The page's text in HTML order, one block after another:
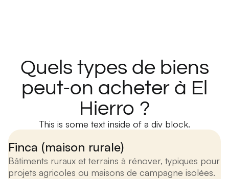
Quels types de biens
peut-on acheter à El
Hierro ?
This is some text inside of a div block.
Finca (maison rurale)
Bâtiments ruraux et terrains à rénover, typiques pour
projets agricoles ou maisons de campagne isolées.